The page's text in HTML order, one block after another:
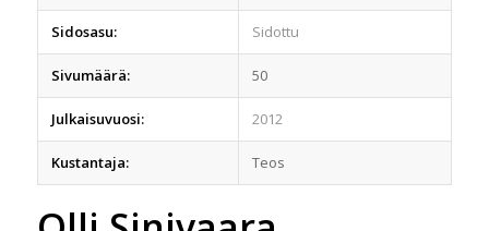
Sidosasu: Sidottu
Sivumäärä: 50
Julkaisuvuosi: 2012
Kustantaja: Teos